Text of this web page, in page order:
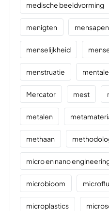
medische beeldvorming
menigten mensapen
menselijkheid
menstruatie
Mercator mest
metalen
methaan
micro en nano
microbioom
microplastics